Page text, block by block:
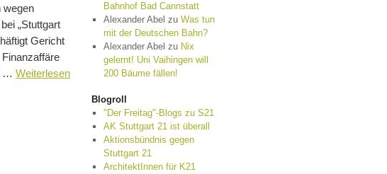
wegen
„Stuttgart
Gericht
… Weiterlesen
Bahnhof Bad Cannstatt
Alexander Abel zu Was tun
mit der Deutschen Bahn?
Alexander Abel zu Nix
gelernt! Uni Vaihingen will
200 Bäume fällen!
Blogroll
"Der Freitag"-Blogs zu S21
AK Stuttgart 21 ist überall
Aktionsbündnis gegen
Stuttgart 21
ArchitektInnen für K21